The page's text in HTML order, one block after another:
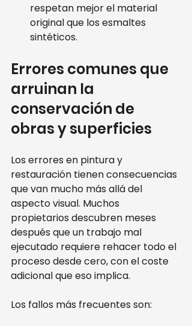
respetan mejor el material
original que los esmaltes
sintéticos.
Errores comunes que
arruinan la
conservación de
obras y superficies
Los errores en pintura y
restauración tienen consecuencias
que van mucho más allá del
aspecto visual. Muchos
propietarios descubren meses
después que un trabajo mal
ejecutado requiere rehacer todo el
proceso desde cero, con el coste
adicional que eso implica.
Los fallos más frecuentes son: